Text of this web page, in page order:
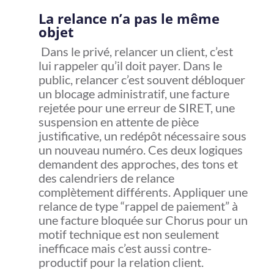
La relance n’a pas le même
objet
Dans le privé, relancer un client, c’est
lui rappeler qu’il doit payer. Dans le
public, relancer c’est souvent débloquer
un blocage administratif, une facture
rejetée pour une erreur de SIRET, une
suspension en attente de pièce
justificative, un redépôt nécessaire sous
un nouveau numéro. Ces deux logiques
demandent des approches, des tons et
des calendriers de relance
complètement différents. Appliquer une
relance de type “rappel de paiement” à
une facture bloquée sur Chorus pour un
motif technique est non seulement
inefficace mais c’est aussi contre-
productif pour la relation client.